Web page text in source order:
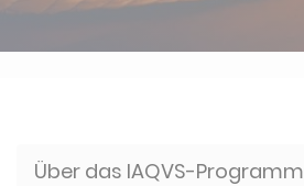
Über das IAQVS-Programm